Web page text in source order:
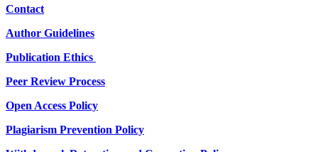
Contact
Author Guidelines
Publication Ethics
Peer Review Process
Open Access Policy
Plagiarism Prevention Policy